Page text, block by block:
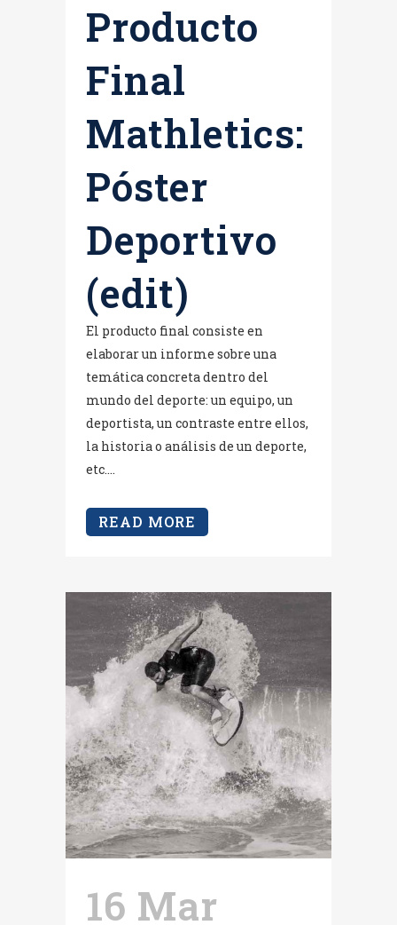
Producto
Final
Mathletics:
Póster
Deportivo
(edit)
El producto final consiste en
elaborar un informe sobre una
temática concreta dentro del
mundo del deporte: un equipo, un
deportista, un contraste entre ellos,
la historia o análisis de un deporte,
etc....
READ MORE
16 Mar